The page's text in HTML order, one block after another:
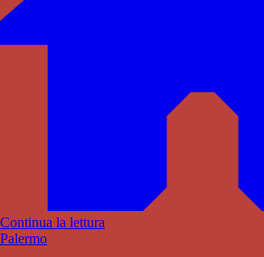
Continua la lettura
Palermo